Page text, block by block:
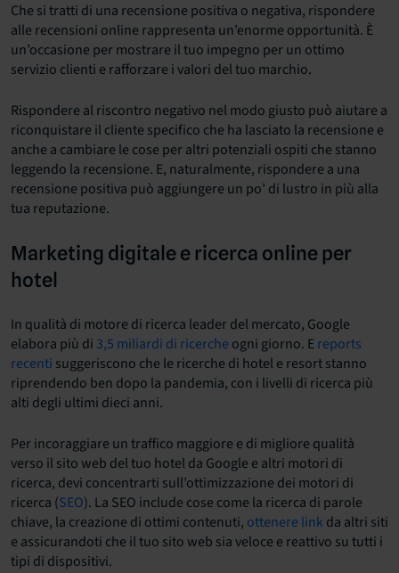
Che si tratti di una recensione positiva o negativa, rispondere
alle recensioni online rappresenta un’enorme opportunità. È
un’occasione per mostrare il tuo impegno per un ottimo
servizio clienti e rafforzare i valori del tuo marchio.
Rispondere al riscontro negativo nel modo giusto può aiutare a
riconquistare il cliente specifico che ha lasciato la recensione e
anche a cambiare le cose per altri potenziali ospiti che stanno
leggendo la recensione. E, naturalmente, rispondere a una
recensione positiva può aggiungere un po’ di lustro in più alla
tua reputazione.
Marketing digitale e ricerca online per
hotel
In qualità di motore di ricerca leader del mercato, Google
elabora più di 3,5 miliardi di ricerche ogni giorno. Ereports
recenti suggeriscono che le ricerche di hotel e resort stanno
riprendendo ben dopo la pandemia, con i livelli di ricerca più
alti degli ultimi dieci anni.
Per incoraggiare un traffico maggiore e di migliore qualità
verso il sito web del tuo hotel da Google e altri motori di
ricerca, devi concentrarti sull’ottimizzazione dei motori di
ricerca (SEO). La SEO include cose come la ricerca di parole
chiave, la creazione di ottimi contenuti, ottenere linkda altri siti
e assicurandoti che il tuo sito web sia veloce e reattivo su tutti i
tipi di dispositivi.